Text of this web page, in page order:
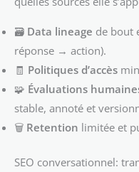
🗃️ Data lineage de bout
réponse → action).
🧾 Politiques d’accès
🧩 Évaluations
stable, annoté et
🗑️ Retention limitée et
SEO conversationnel: